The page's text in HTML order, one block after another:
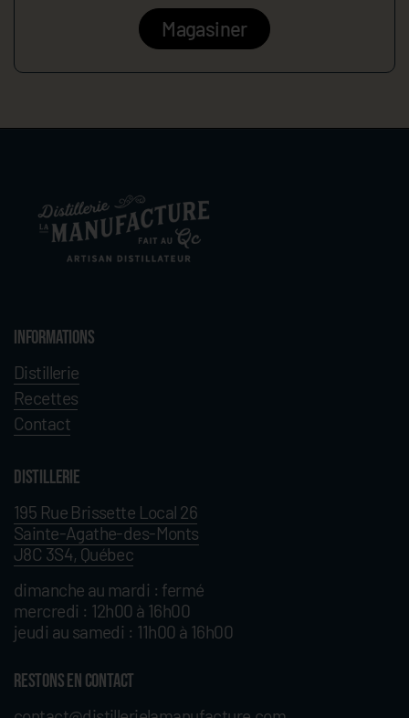
Magasiner
Informations
Distillerie
Recettes
Contact
Distillerie
195 Rue Brissette Local 26
Sainte-Agathe-des-Monts
J8C 3S4, Québec
dimanche au mardi : fermé
mercredi : 12h00 à 16h00
jeudi au samedi : 11h00 à 16h00
RESTONS EN CONTACT